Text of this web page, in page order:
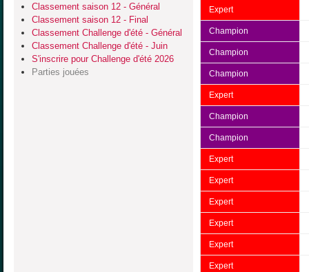
Classement saison 12 - Général
Classement saison 12 - Final
Classement Challenge d'été - Général
Classement Challenge d'été - Juin
S'inscrire pour Challenge d'été 2026
Parties jouées
Expert
Champion
Champion
Champion
Expert
Champion
Champion
Expert
Expert
Expert
Expert
Expert
Expert